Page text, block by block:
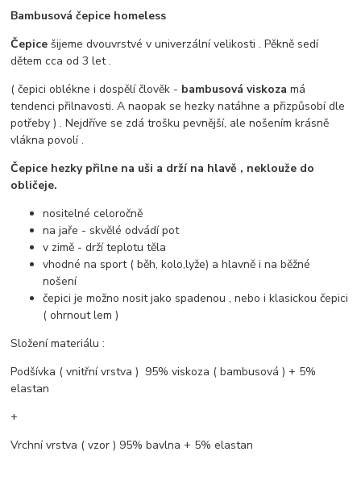
Bambusová čepice homeless
Čepice šijeme dvouvrstvé v univerzální velikosti . Pěkně sedí
dětem cca od 3 let .
( čepici oblékne i dospělí člověk - bambusová viskozamá
tendenci přilnavosti. A naopak se hezky natáhne a přizpůsobí dle
potřeby ) . Nejdříve se zdá trošku pevnější, ale nošením krásně
vlákna povolí .
Čepice hezky přilne na uši a drží na hlavě , neklouže do
obličeje.
nositelné celoročně
na jaře - skvělé odvádí pot
v zimě - drží teplotu těla
vhodné na sport ( běh, kolo,lyže) a hlavně i na běžné
nošení
čepici je možno nosit jako spadenou , nebo i klasickou čepici
( ohrnout lem )
Složení materiálu :
Podšívka ( vnitřní vrstva ) 95% viskoza ( bambusová ) + 5%
elastan
+
Vrchní vrstva ( vzor ) 95% bavlna + 5% elastan